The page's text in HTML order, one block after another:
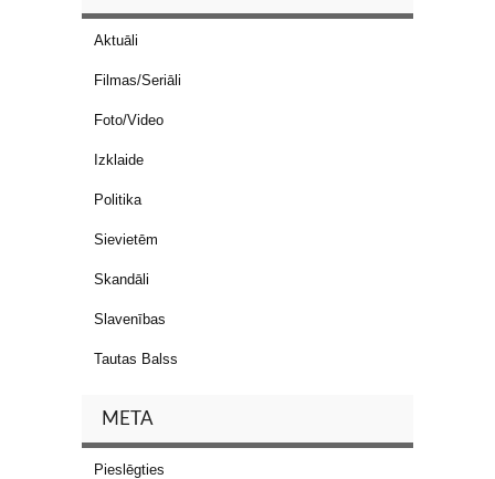
Aktuāli
Filmas/Seriāli
Foto/Video
Izklaide
Politika
Sievietēm
Skandāli
Slavenības
Tautas Balss
META
Pieslēgties